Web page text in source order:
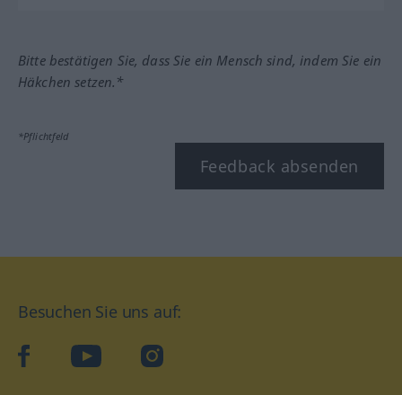
Bitte bestätigen Sie, dass Sie ein Mensch sind, indem Sie ein
Häkchen setzen.*
*Pflichtfeld
Feedback absenden
Besuchen Sie uns auf:
facebookYouTube Instagram